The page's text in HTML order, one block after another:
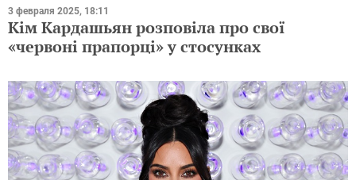
3 февраля 2025, 18:11
Кім Кардашьян розповіла про свої
«червоні прапорці» у стосунках